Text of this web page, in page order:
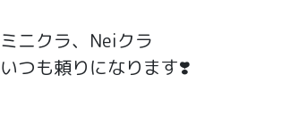
ミニクラ、Neiクラ
いつも頼りになります❣️